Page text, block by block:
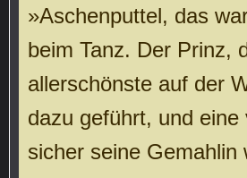
»Aschenputtel, das
beim Tanz. Der Prinz,
allerschönste auf der
dazu geführt, und eine
sicher seine Gemahlin